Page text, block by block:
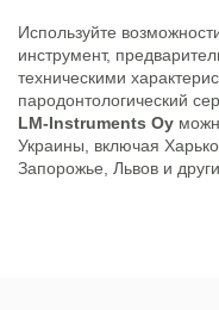
Используйте
инструмент,
техническими
пародонтологический
LM-Instruments Oy
Украины, включая
Запорожье, Львов и